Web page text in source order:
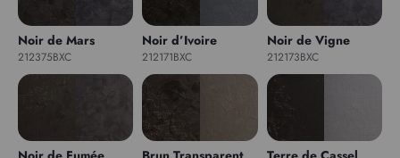
Noir de Mars
212375BXC
Noir d’Ivoire
212171BXC
Noir de Vigne
212173BXC